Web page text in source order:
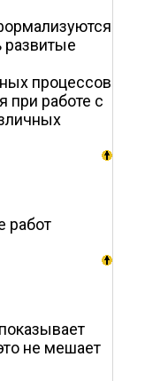
развитые
процессов
при работе с
работ
не мешает